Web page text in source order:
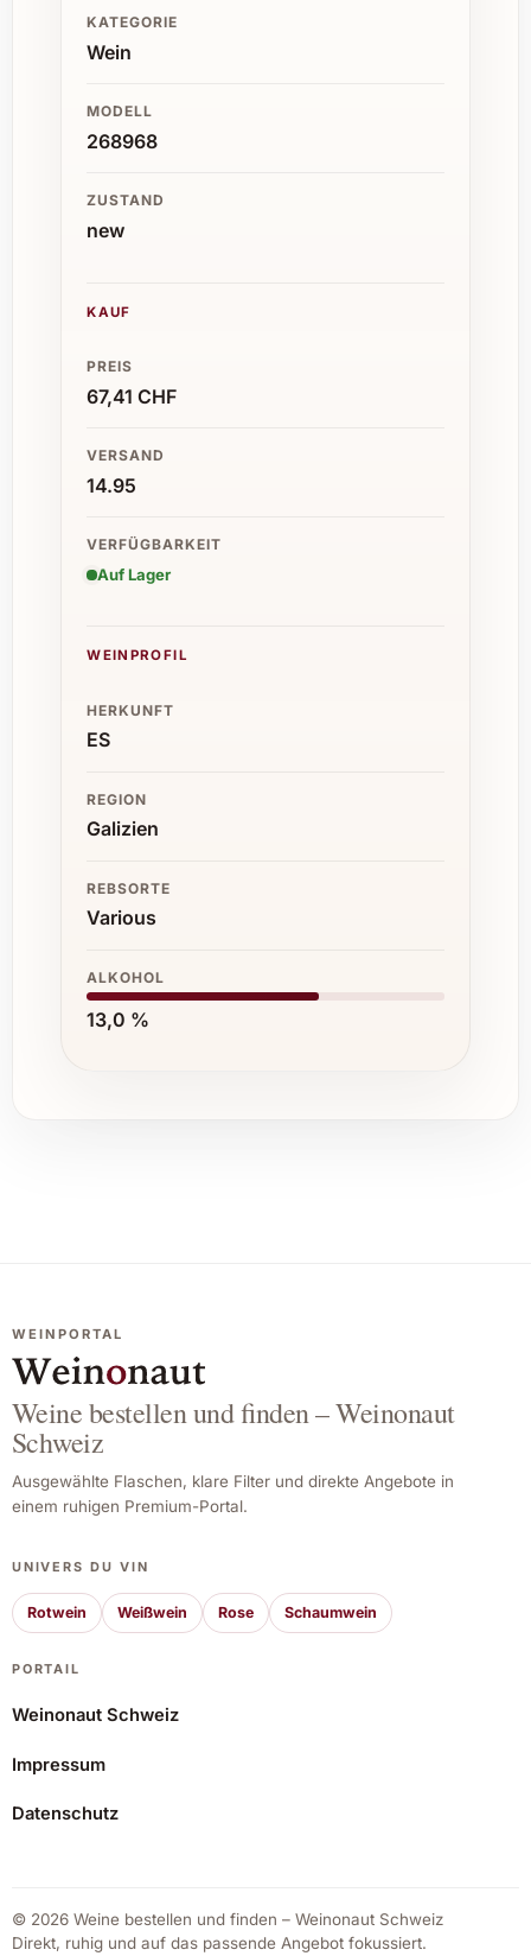
67,41 CHF
KATEGORIE
Wein
MODELL
268968
ZUSTAND
new
KAUF
PREIS
67,41 CHF
VERSAND
14.95
VERFÜGBARKEIT
Auf Lager
WEINPROFIL
HERKUNFT
ES
REGION
Galizien
REBSORTE
Various
ALKOHOL
13,0 %
WEINPORTAL
Weine bestellen und finden – Weinonaut
Schweiz
Ausgewählte Flaschen, klare Filter und direkte Angebote in
einem ruhigen Premium-Portal.
UNIVERS DU VIN
Rotwein Weißwein Rose Schaumwein
PORTAIL
Weinonaut Schweiz
Impressum
Datenschutz
© 2026 Weine bestellen und finden – Weinonaut Schweiz
Direkt, ruhig und auf das passende Angebot fokussiert.